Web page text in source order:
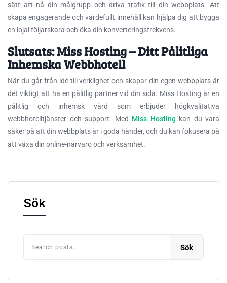
sätt att nå din målgrupp och driva trafik till din webbplats. Att
skapa engagerande och värdefullt innehåll kan hjälpa dig att bygga
en lojal följarskara och öka din konverteringsfrekvens.
Slutsats: Miss Hosting – Ditt Pålitliga
Inhemska Webbhotell
När du går från idé till verklighet och skapar din egen webbplats är
det viktigt att ha en pålitlig partner vid din sida. Miss Hosting är en
pålitlig och inhemsk värd som erbjuder högkvalitativa
webbhotelltjänster och support. Med Miss Hosting kan du vara
säker på att din webbplats är i goda händer, och du kan fokusera på
att växa din online-närvaro och verksamhet.
Sök
Sök